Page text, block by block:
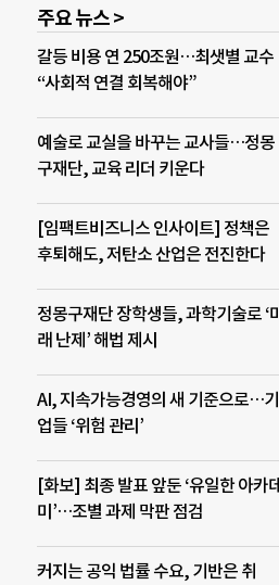
주요 뉴스 >
갈등 비용 연 250조원…최샛별 교수
“사회적 연결 회복해야”
예술로 교실을 바꾸는 교사들…정몽
구재단, 교육 리더 키운다
[임팩트비즈니스 인사이트] 정책은
후퇴해도, 저탄소 산업은 전진한다
정몽구재단 장학생들, 과학기술로 ‘미
래 난제’ 해법 제시
AI, 지속가능경영의 새 기준으로…기
업들 ‘위험 관리’
[화보] 최종 발표 앞둔 ‘유일한 아카데
미’…조별 과제 막판 점검
커지는 공익 법률 수요, 기반은 취